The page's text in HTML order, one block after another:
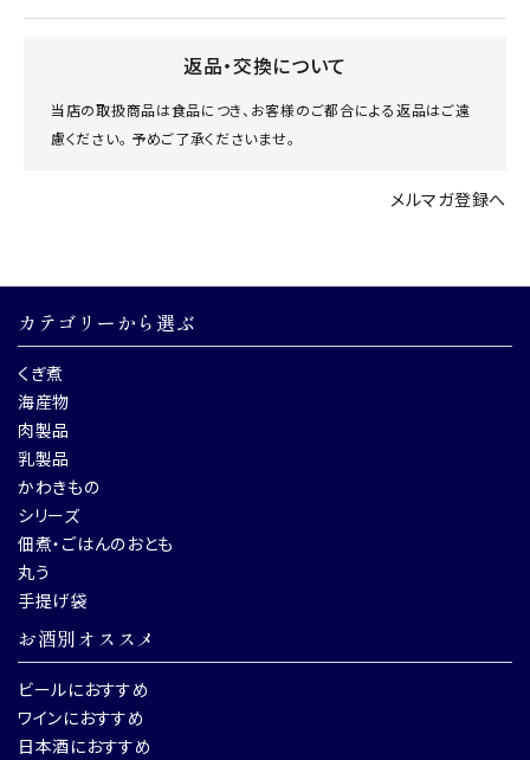
返品・交換について
当店の取扱商品は食品につき、お客様のご都合による返品はご遠
慮ください。 予めご了承くださいませ。
メルマガ登録へ
カテゴリーから選ぶ
くぎ煮
海産物
肉製品
乳製品
かわきもの
シリーズ
佃煮・ごはんのおとも
丸う
手提げ袋
お酒別オススメ
ビールにおすすめ
ワインにおすすめ
日本酒におすすめ